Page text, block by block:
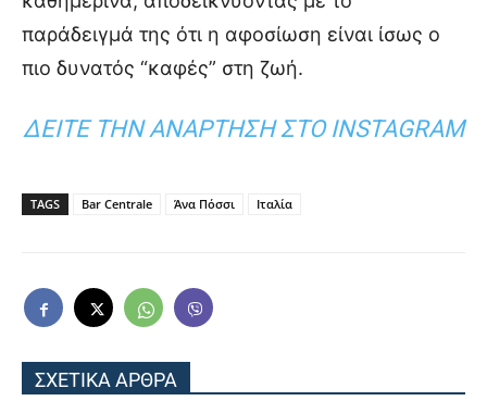
παράδειγμά της ότι η αφοσίωση είναι ίσως ο
πιο δυνατός “καφές” στη ζωή.
ΔΕΊΤΕ ΤΗΝ ΑΝΆΡΤΗΣΗ ΣΤΟ INSTAGRAM
TAGS Bar Centrale Άνα Πόσσι Ιταλία
ΣΧΕΤΙΚΑ ΑΡΘΡΑ